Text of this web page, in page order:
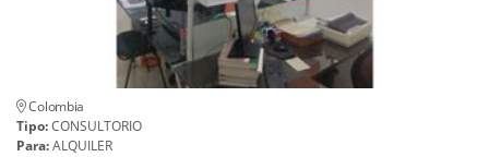
Colombia
Tipo:CONSULTORIO
Para:ALQUILER